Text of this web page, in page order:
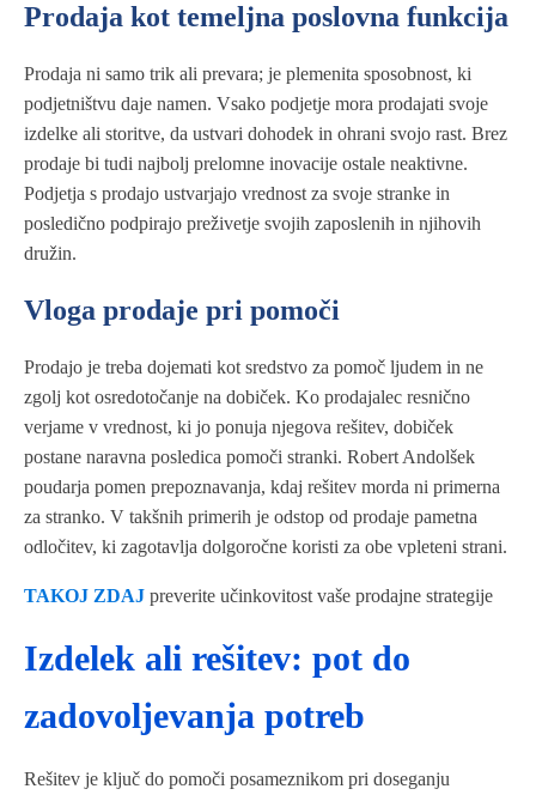
Prodaja kot temeljna poslovna funkcija
Prodaja ni samo trik ali prevara; je plemenita sposobnost, ki
podjetništvu daje namen. Vsako podjetje mora prodajati svoje
izdelke ali storitve, da ustvari dohodek in ohrani svojo rast. Brez
prodaje bi tudi najbolj prelomne inovacije ostale neaktivne.
Podjetja s prodajo ustvarjajo vrednost za svoje stranke in
posledično podpirajo preživetje svojih zaposlenih in njihovih
družin.
Vloga prodaje pri pomoči
Prodajo je treba dojemati kot sredstvo za pomoč ljudem in ne
zgolj kot osredotočanje na dobiček. Ko prodajalec resnično
verjame v vrednost, ki jo ponuja njegova rešitev, dobiček
postane naravna posledica pomoči stranki. Robert Andolšek
poudarja pomen prepoznavanja, kdaj rešitev morda ni primerna
za stranko. V takšnih primerih je odstop od prodaje pametna
odločitev, ki zagotavlja dolgoročne koristi za obe vpleteni strani.
TAKOJ ZDAJ preverite učinkovitost vaše prodajne strategije
Izdelek ali rešitev: pot do
zadovoljevanja potreb
Rešitev je ključ do pomoči posameznikom pri doseganju